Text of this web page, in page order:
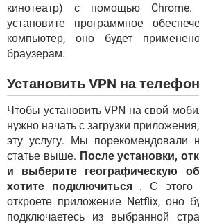
кинотеатр) с помощью
установите программное
компьютер, оно будет
браузерам.
Установить VPN на телефон
Чтобы установить VPN на свой
нужно начать с загрузки
эту услугу. Мы порекомендовали
статье выше. После установки,
и выберите географическую
хотите подключиться. С этого
откроете приложение Netflix, оно
подключаетесь из выбранной